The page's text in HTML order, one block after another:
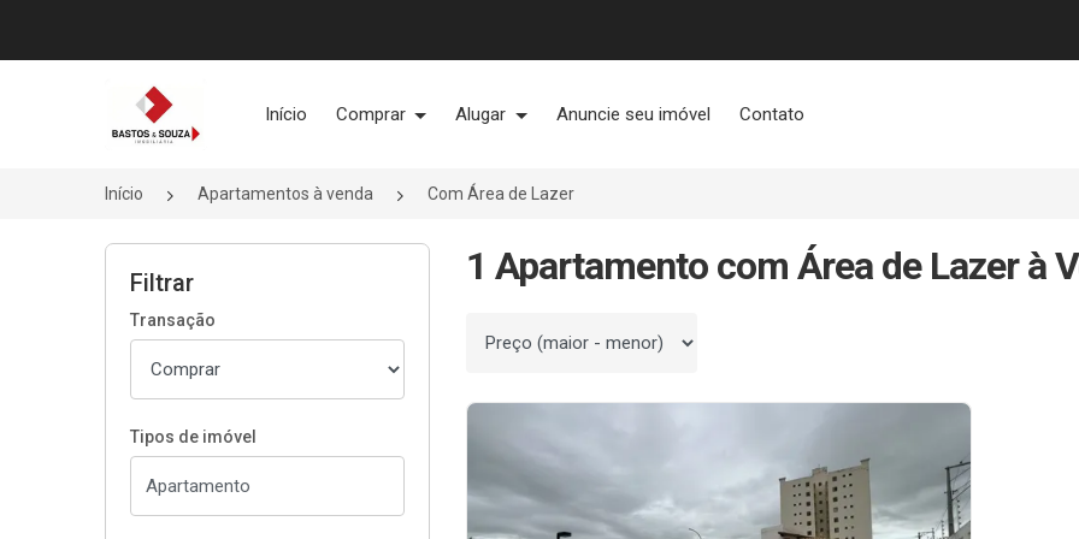
Página inicial
Início Comprar Alugar Anuncie seu imóvel Contato
Início Apartamentos à venda Com Área de Lazer
Filtrar
Transação
Tipos de imóvel
1 Apartamento com Área de Lazer à
Ordenar por